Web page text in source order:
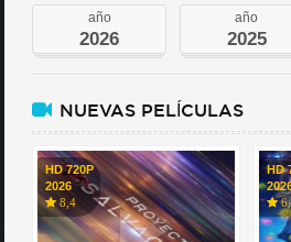
año
2026
año
2025
NUEVAS PELÍCULAS
HD 720P
2026
8,4
HD